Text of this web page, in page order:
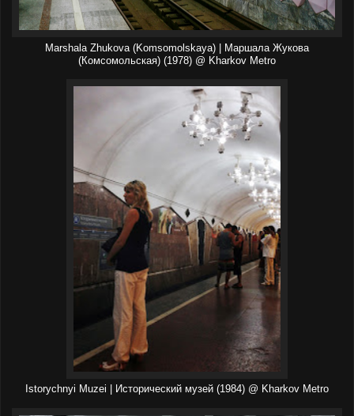
Marshala Zhukova (Komsomolskaya) | Маршала Жукова
(Комсомольская) (1978) @ Kharkov Metro
Istorychnyi Muzei | Исторический музей (1984) @ Kharkov Metro